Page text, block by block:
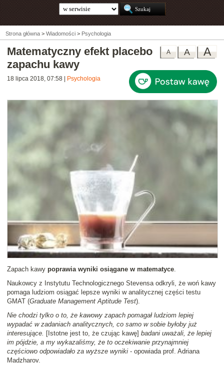
Strona główna > Wiadomości > Psychologia
A
A
A
Matematyczny efekt placebo
zapachu kawy
18 lipca 2018, 07:58 Psychologia
Zapach kawy poprawia wyniki osiągane w matematyce.
Naukowcy z Instytutu Technologicznego Stevensa odkryli, że woń kawy
pomaga ludziom osiągać lepsze wyniki w analitycznej części testu
GMAT (Graduate Management Aptitude Test).
Nie chodzi tylko o to, że kawowy zapach pomagał ludziom lepiej
wypadać w zadaniach analitycznych, co samo w sobie byłoby już
interesujące. [Istotne jest to, że czując kawę] badani uważali, że lepiej
im pójdzie, a my wykazaliśmy, że to oczekiwanie przynajmniej
częściowo odpowiadało za wyższe wyniki - opowiada prof. Adriana
Madzharov.